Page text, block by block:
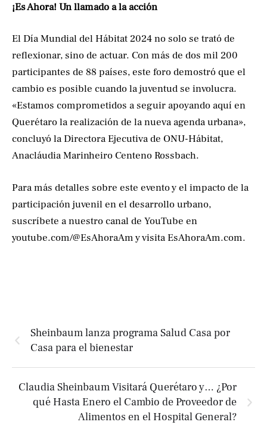
¡Es Ahora! Un llamado a la acción
El Día Mundial del Hábitat 2024 no solo se trató de
reflexionar, sino de actuar. Con más de dos mil 200
participantes de 88 países, este foro demostró que el
cambio es posible cuando la juventud se involucra.
«Estamos comprometidos a seguir apoyando aquí en
Querétaro la realización de la nueva agenda urbana»,
concluyó la Directora Ejecutiva de ONU-Hábitat,
Anacláudia Marinheiro Centeno Rossbach.
Para más detalles sobre este evento y el impacto de la
participación juvenil en el desarrollo urbano,
suscríbete a nuestro canal de YouTube en
youtube.com/@EsAhoraAm y visita EsAhoraAm.com.
Sheinbaum lanza programa Salud Casa por
Casa para el bienestar
Claudia Sheinbaum Visitará Querétaro y… ¿Por
qué Hasta Enero el Cambio de Proveedor de
Alimentos en el Hospital General?